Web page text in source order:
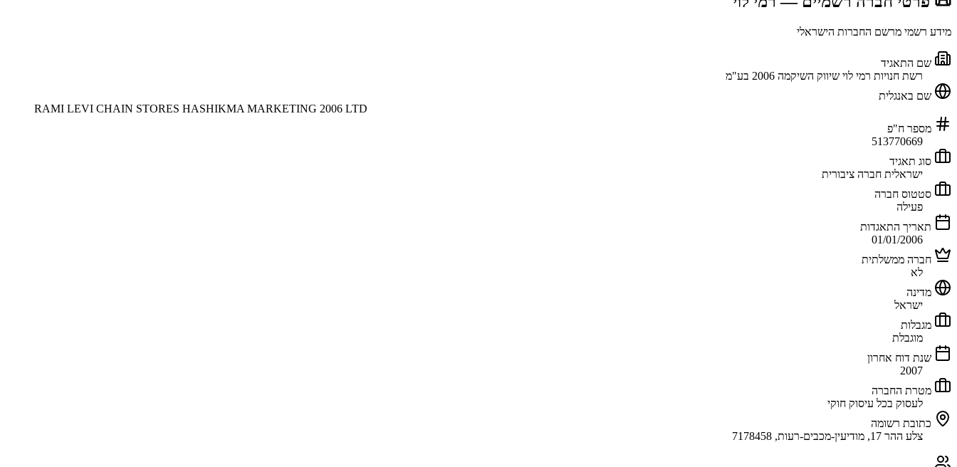
מידע רשמי מרשם החברות הישראלי
שם התאגיד
רשת חנויות רמי לוי שיווק השיקמה 2006 בע"מ
שם באנגלית
RAMI LEVI CHAIN STORES HASHIKMA MARKETING 2006 LTD
מספר ח"פ
513770669
סוג תאגיד
ישראלית חברה ציבורית
סטטוס חברה
פעילה
תאריך התאגדות
01/01/2006
חברה ממשלתית
לא
מדינה
ישראל
מגבלות
מוגבלת
שנת דוח אחרון
2007
מטרת החברה
לעסוק בכל עיסוק חוקי
כתובת רשומה
צלע ההר 17, מודיעין-מכבים-רעות, 7178458